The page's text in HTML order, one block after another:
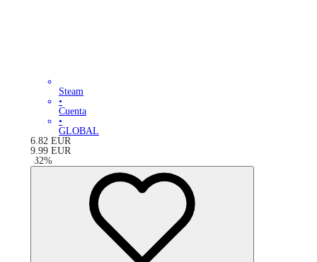
Steam
•
Cuenta
•
GLOBAL
6.82 EUR
9.99 EUR
-32%